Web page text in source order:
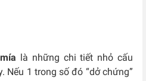
là những chi tiết nhỏ cấu
Nếu 1 trong số đó “dở chứng”